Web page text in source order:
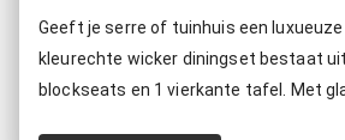
Geeft je serre of tuinhuis een
kleurechte wicker diningset bestaat
blockseats en 1 vierkante tafel. Met